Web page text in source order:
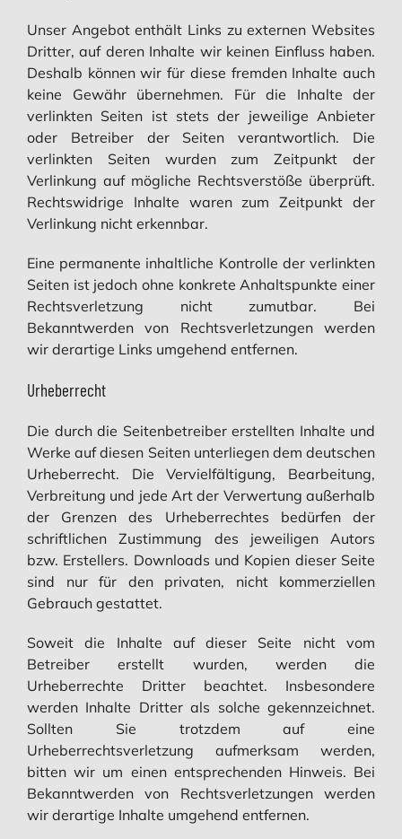
Unser Angebot enthält Links zu externen Websites
Dritter, auf deren Inhalte wir keinen Einfluss haben.
Deshalb können wir für diese fremden Inhalte auch
keine Gewähr übernehmen. Für die Inhalte der
verlinkten Seiten ist stets der jeweilige Anbieter
oder Betreiber der Seiten verantwortlich. Die
verlinkten Seiten wurden zum Zeitpunkt der
Verlinkung auf mögliche Rechtsverstöße überprüft.
Rechtswidrige Inhalte waren zum Zeitpunkt der
Verlinkung nicht erkennbar.
Eine permanente inhaltliche Kontrolle der verlinkten
Seiten ist jedoch ohne konkrete Anhaltspunkte einer
Rechtsverletzung nicht zumutbar. Bei
Bekanntwerden von Rechtsverletzungen werden
wir derartige Links umgehend entfernen.
Urheberrecht
Die durch die Seitenbetreiber erstellten Inhalte und
Werke auf diesen Seiten unterliegen dem deutschen
Urheberrecht. Die Vervielfältigung, Bearbeitung,
Verbreitung und jede Art der Verwertung außerhalb
der Grenzen des Urheberrechtes bedürfen der
schriftlichen Zustimmung des jeweiligen Autors
bzw. Erstellers. Downloads und Kopien dieser Seite
sind nur für den privaten, nicht kommerziellen
Gebrauch gestattet.
Soweit die Inhalte auf dieser Seite nicht vom
Betreiber erstellt wurden, werden die
Urheberrechte Dritter beachtet. Insbesondere
werden Inhalte Dritter als solche gekennzeichnet.
Sollten Sie trotzdem auf eine
Urheberrechtsverletzung aufmerksam werden,
bitten wir um einen entsprechenden Hinweis. Bei
Bekanntwerden von Rechtsverletzungen werden
wir derartige Inhalte umgehend entfernen.